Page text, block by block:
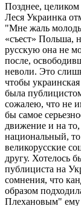
Позднее, целиком
Леся Украинка
"Мне жаль
«съест» Польша,
русскую она не
после,
неволи. Это
чтобы
была
сожалею, что не
бы самое
движение и на то,
национальный, то
великорусские
другу. Хотелось
публициста на
сомнения, что
образом
Плехановым" ему